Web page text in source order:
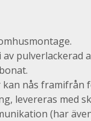
av pulverlackerad
kan nås framifrån
levereras med
(har